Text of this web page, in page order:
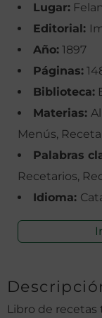
Lugar:
Editorial:
Año: 1897
Páginas:
Biblioteca:
Materias:
Menús,
Palabras
Recetarios,
Idioma:
Libro de recetas